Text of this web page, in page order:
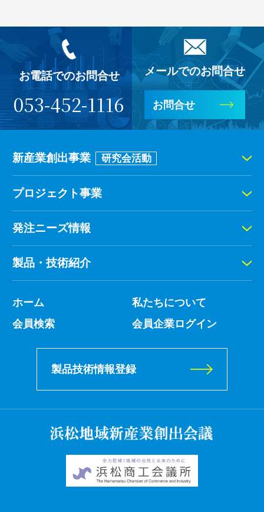
お電話でのお問合せ
053-452-1116
メールでのお問合せ
お問合せ
新産業創出事業 研究会活動
プロジェクト事業
発注ニーズ情報
製品・技術紹介
ホーム
私たちについて
会員検索
会員企業ログイン
製品技術情報登録